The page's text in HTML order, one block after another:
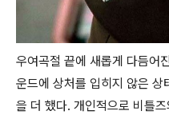
우여곡절 끝에 새롭게 다듬어
운드에 상처를 입히지 않은 상
을 더 했다. 개인적으로 비틀